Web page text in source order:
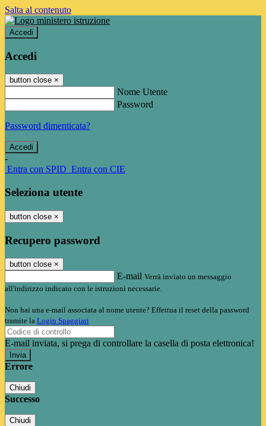
Salta al contenuto
Accedi
Accedi
button close ×
Nome Utente
Password
Password dimenticata?
-
Entra con SPID Entra con CIE
Seleziona utente
button close ×
Recupero password
button close ×
E-mail Verrà inviato un messaggio
all'indirizzo indicato con le istruzioni necessarie.
Non hai una e-mail associata al nome utente? Effettua il reset della password
tramite la Login Spaggiari
E-mail inviata, si prega di controllare la casella di posta elettronica!
Errore
Chiudi
Successo
Chiudi